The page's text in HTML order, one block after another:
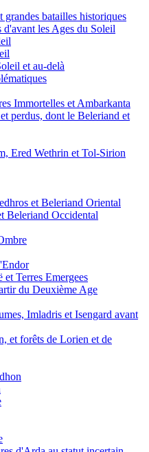
grandes batailles historiques
les Ages du Soleil
et au-delà
Immortelles et Ambarkanta
perdus, dont le Beleriand et
Ered Wethrin et Tol-Sirion
et Beleriand Oriental
Beleriand Occidental
et Terres Emergees
du Deuxième Age
Imladris et Isengard avant
et forêts de Lorien et de